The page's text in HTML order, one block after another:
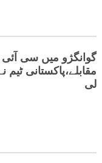
گوانگژو میں سی
مقابلے،پاکستانی
لی